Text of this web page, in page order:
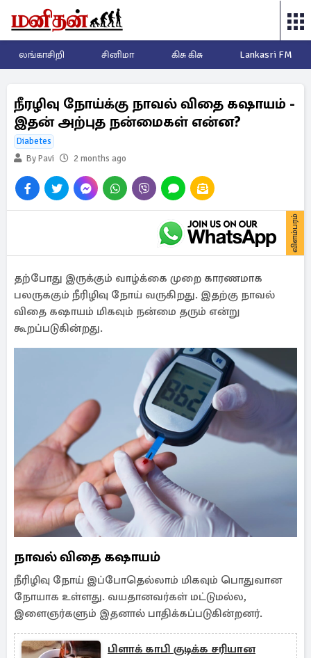
லங்காசிறி சினிமா கிசு கிசு Lankasri FM
நீரழிவு நோய்க்கு நாவல் விதை கஷாயம் -
இதன் அற்புத நன்மைகள் என்ன?
Diabetes
By Pavi
2 months ago
விளம்பரம்
தற்போது இருக்கும் வாழ்க்கை முறை காரணமாக
பலருககும் நீரிழிவு நோய் வருகிறது. இதற்கு நாவல்
விதை கஷாயம் மிகவும் நன்மை தரும் என்று
கூறப்படுகின்றது.
நாவல் விதை கஷாயம்
நீரிழிவு நோய் இப்போதெல்லாம் மிகவும் பொதுவான
நோயாக உள்ளது. வயதானவர்கள் மட்டுமல்ல,
இளைஞர்களும் இதனால் பாதிக்கப்படுகின்றனர்.
பிளாக் காபி குடிக்க சரியான